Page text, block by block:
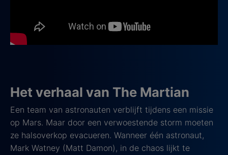
Het verhaal van The Martian
Een team van astronauten verblijft tijdens een missie
op Mars. Maar door een verwoestende storm moeten
ze halsoverkop evacueren. Wanneer één astronaut,
Mark Watney (Matt Damon), in de chaos lijkt te